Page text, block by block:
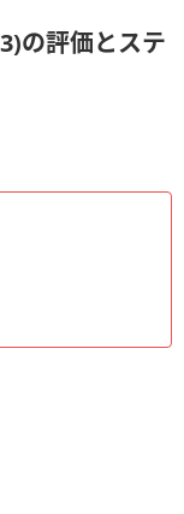
の評価とステ